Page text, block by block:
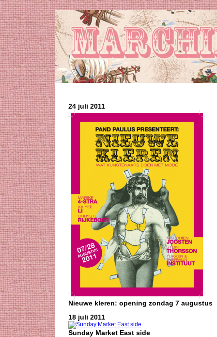
24 juli 2011
Nieuwe kleren: opening zondag 7 augustus
18 juli 2011
Sunday Market East side